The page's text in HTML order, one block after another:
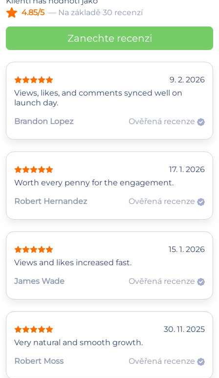
4.85/5 — Na základě 30 recenzí
Zanechte recenzi
9. 2. 2026
Views, likes, and comments synced well on
launch day.
Brandon Lopez
Ověřená recenze
17. 1. 2026
Worth every penny for the engagement.
Robert Hernandez
Ověřená recenze
15. 1. 2026
Views and likes increased fast.
James Wade
Ověřená recenze
30. 11. 2025
Very natural and smooth growth.
Robert Moss
Ověřená recenze